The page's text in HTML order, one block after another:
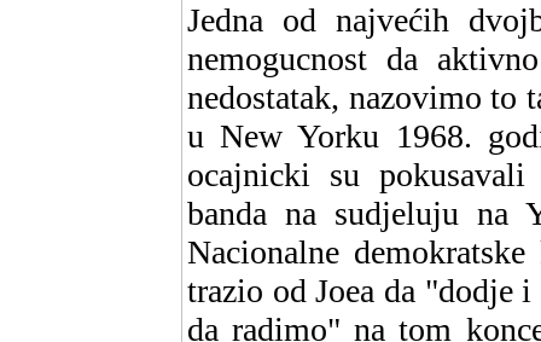
Jedna od najvećih
nemogucnost da
nedostatak, nazovimo to
u New Yorku 1968.
ocajnicki su
banda na sudjeluju na
Nacionalne
trazio od Joea da "dodje
da radimo" na tom